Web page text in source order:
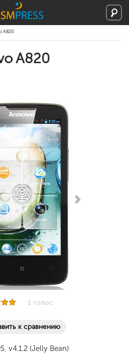
A820
A820
1 голос
к сравнению
v4.1.2 (Jelly Bean)